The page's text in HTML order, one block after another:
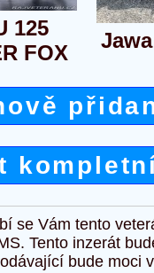
125
FOX
se Vám tento
Tento inzerát
bude moci